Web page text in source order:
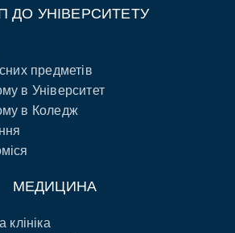
ДО УНІВЕРСИТЕТУ
предметів
в Університет
в Коледж
МЕДИЦИНА
клініка